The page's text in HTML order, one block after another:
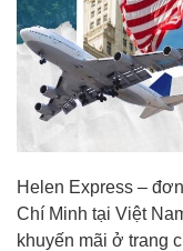
Helen Express –
Chí Minh tại Việt
khuyến mãi ở trang